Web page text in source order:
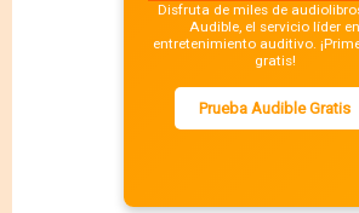
Disfruta de miles de
Audible, el servicio líder en
entretenimiento auditivo.
gratis!
Prueba Audible Gratis